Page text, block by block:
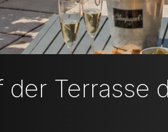
Terrasse